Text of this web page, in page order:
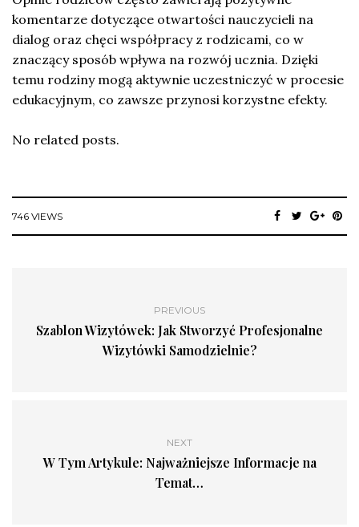
komentarze dotyczące otwartości nauczycieli na
dialog oraz chęci współpracy z rodzicami, co w
znaczący sposób wpływa na rozwój ucznia. Dzięki
temu rodziny mogą aktywnie uczestniczyć w procesie
edukacyjnym, co zawsze przynosi korzystne efekty.
No related posts.
746 VIEWS
PREVIOUS
Szablon Wizytówek: Jak Stworzyć Profesjonalne
Wizytówki Samodzielnie?
NEXT
W Tym Artykule: Najważniejsze Informacje na
Temat…